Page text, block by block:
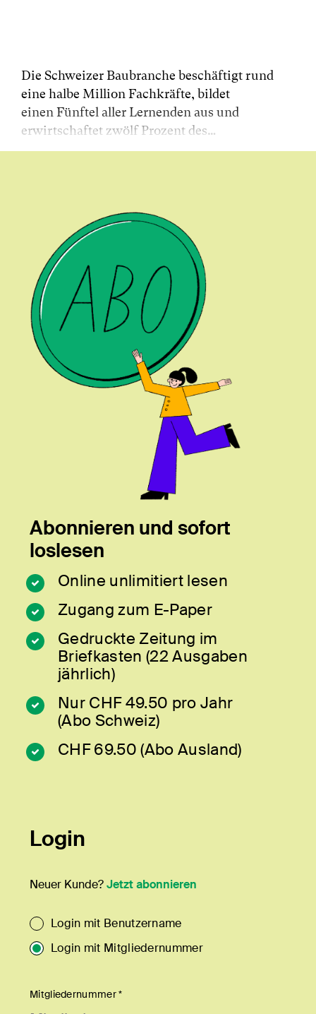
Die Schweizer Baubranche beschäftigt rund
eine halbe Million Fachkräfte, bildet
einen Fünftel aller Lernenden aus und
erwirtschaftet zwölf Prozent des…
Abonnieren und sofort
loslesen
Online unlimitiert lesen
Zugang zum E-Paper
Gedruckte Zeitung im
Briefkasten (22 Ausgaben
jährlich)
Nur CHF 49.50 pro Jahr
(Abo Schweiz)
CHF 69.50 (Abo Ausland)
Login
Neuer Kunde?Jetzt abonnieren
Login mit Benutzername
Login mit Mitgliedernummer
Mitgliedernummer *